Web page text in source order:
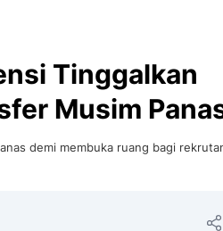
Tinggalkan
Musim
demi membuka ruang bagi